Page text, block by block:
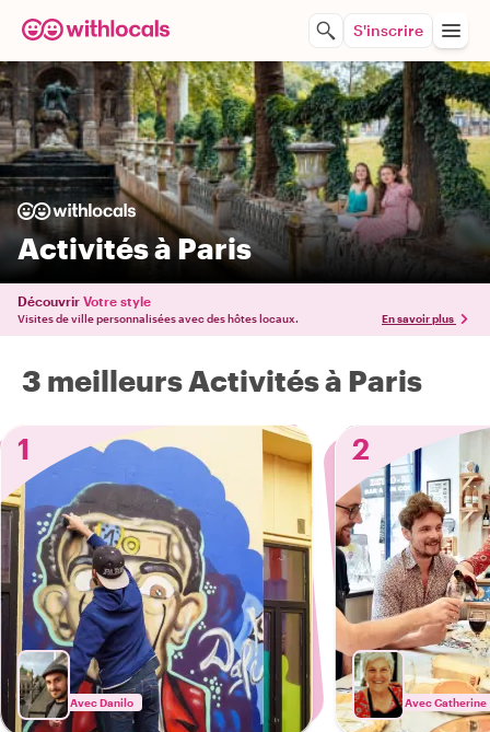
S'inscrire
Activités à Paris
Découvrir Votre style
Visites de ville personnalisées avec des hôtes locaux. En savoir plus
3 meilleurs Activités à Paris
1
Avec Danilo
2
Avec Catherine